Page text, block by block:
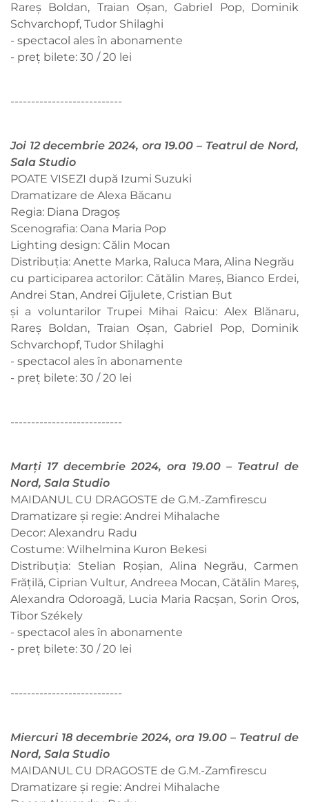
Rareș Boldan, Traian Oșan, Gabriel Pop, Dominik
Schvarchopf, Tudor Shilaghi
- spectacol ales în abonamente
- preț bilete: 30 / 20 lei
---------------------------
Joi 12 decembrie 2024, ora 19.00 – Teatrul de Nord,
Sala Studio
POATE VISEZI după Izumi Suzuki
Dramatizare de Alexa Băcanu
Regia: Diana Dragoș
Scenografia: Oana Maria Pop
Lighting design: Călin Mocan
Distribuția: Anette Marka, Raluca Mara, Alina Negrău
cu participarea actorilor: Cătălin Mareș, Bianco Erdei,
Andrei Stan, Andrei Gîjulete, Cristian But
și a voluntarilor Trupei Mihai Raicu: Alex Blănaru,
Rareș Boldan, Traian Oșan, Gabriel Pop, Dominik
Schvarchopf, Tudor Shilaghi
- spectacol ales în abonamente
- preț bilete: 30 / 20 lei
---------------------------
Marți 17 decembrie 2024, ora 19.00 – Teatrul de
Nord, Sala Studio
MAIDANUL CU DRAGOSTE de G.M.-Zamfirescu
Dramatizare și regie: Andrei Mihalache
Decor: Alexandru Radu
Costume: Wilhelmina Kuron Bekesi
Distribuția: Stelian Roșian, Alina Negrău, Carmen
Frățilă, Ciprian Vultur, Andreea Mocan, Cătălin Mareș,
Alexandra Odoroagă, Lucia Maria Racșan, Sorin Oros,
Tibor Székely
- spectacol ales în abonamente
- preț bilete: 30 / 20 lei
---------------------------
Miercuri 18 decembrie 2024, ora 19.00 – Teatrul de
Nord, Sala Studio
MAIDANUL CU DRAGOSTE de G.M.-Zamfirescu
Dramatizare și regie: Andrei Mihalache